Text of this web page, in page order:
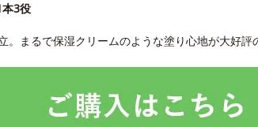
3役
。まるで保湿クリームのような塗り心地が大好評